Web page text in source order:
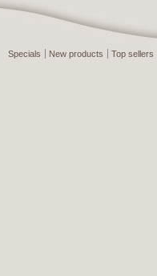
Specials New products Top sellers